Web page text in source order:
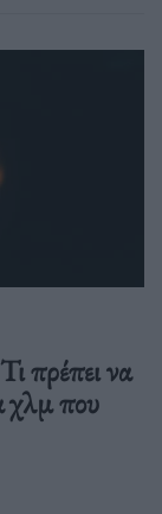
πρέπει να
χλμ που